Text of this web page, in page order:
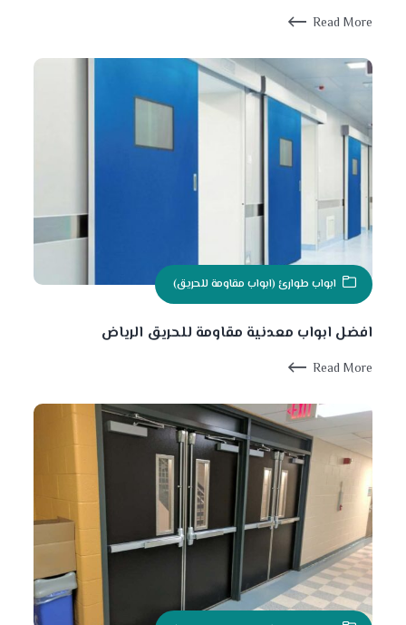
Read More
ابواب طوارئ (ابواب مقاومة للحريق)
افضل ابواب معدنية مقاومة للحريق الرياض
Read More